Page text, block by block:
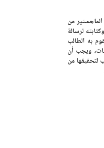
من
لرسالة
به الطالب
ويجب أن
لتحقيقها من